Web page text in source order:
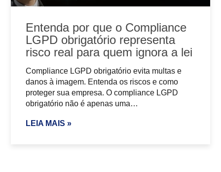
Entenda por que o Compliance
LGPD obrigatório representa
risco real para quem ignora a lei
Compliance LGPD obrigatório evita multas e
danos à imagem. Entenda os riscos e como
proteger sua empresa. O compliance LGPD
obrigatório não é apenas uma…
LEIA MAIS »